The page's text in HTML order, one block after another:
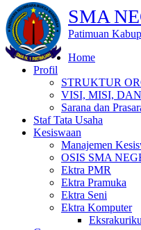
SMA
Patimuan
Home
Profil
STRUKTUR
VISI, MISI,
Sarana dan
Staf Tata Usaha
Kesiswaan
Manajemen
OSIS SMA
Ektra PMR
Ektra Pramuka
Ektra Seni
Ektra Komputer